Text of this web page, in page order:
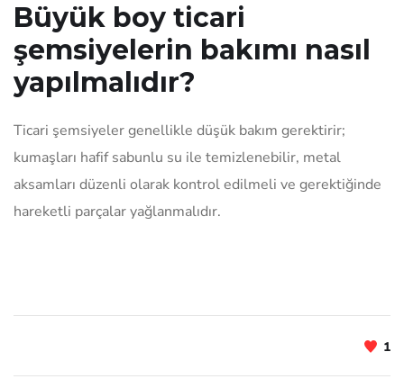
Büyük boy ticari
şemsiyelerin bakımı nasıl
yapılmalıdır?
Ticari şemsiyeler genellikle düşük bakım gerektirir;
kumaşları hafif sabunlu su ile temizlenebilir, metal
aksamları düzenli olarak kontrol edilmeli ve gerektiğinde
hareketli parçalar yağlanmalıdır.
1